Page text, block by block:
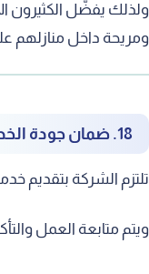
يفضّل الكثيرون
داخل منازلهم
الشركة بتقديم خدمة
متابعة العمل